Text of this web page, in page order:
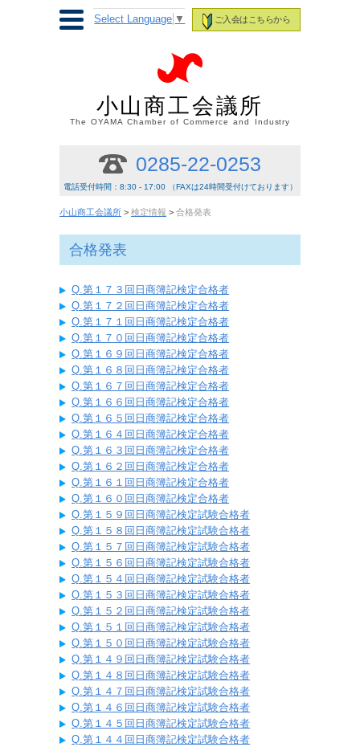
ご入会はこちらから
Select Language ▼
小山商工会議所
The OYAMA Chamber of Commerce and Industry
0285-22-0253
電話受付時間：8:30 - 17:00 （FAXは24時間受付けております）
小山商工会議所 > 検定情報 > 合格発表
合格発表
Q.第１７３回日商簿記検定合格者
Q.第１７２回日商簿記検定合格者
Q.第１７１回日商簿記検定合格者
Q.第１７０回日商簿記検定合格者
Q.第１６９回日商簿記検定合格者
Q.第１６８回日商簿記検定合格者
Q.第１６７回日商簿記検定合格者
Q.第１６６回日商簿記検定合格者
Q.第１６５回日商簿記検定合格者
Q.第１６４回日商簿記検定合格者
Q.第１６３回日商簿記検定合格者
Q.第１６２回日商簿記検定合格者
Q.第１６１回日商簿記検定合格者
Q.第１６０回日商簿記検定合格者
Q.第１５９回日商簿記検定試験合格者
Q.第１５８回日商簿記検定試験合格者
Q.第１５７回日商簿記検定試験合格者
Q.第１５６回日商簿記検定試験合格者
Q.第１５４回日商簿記検定試験合格者
Q.第１５３回日商簿記検定試験合格者
Q.第１５２回日商簿記検定試験合格者
Q.第１５１回日商簿記検定試験合格者
Q.第１５０回日商簿記検定試験合格者
Q.第１４９回日商簿記検定試験合格者
Q.第１４８回日商簿記検定試験合格者
Q.第１４７回日商簿記検定試験合格者
Q.第１４６回日商簿記検定試験合格者
Q.第１４５回日商簿記検定試験合格者
Q.第１４４回日商簿記検定試験合格者